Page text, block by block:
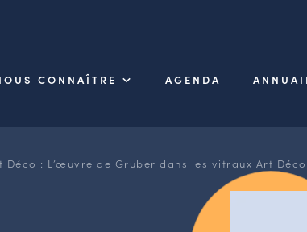
CONNAÎTRE AGENDA
Déco : L’œuvre de Gruber dans les vitraux Art